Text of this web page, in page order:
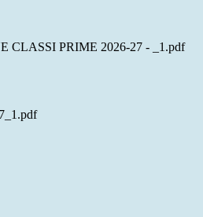
CLASSI PRIME 2026-27 - _1.pdf